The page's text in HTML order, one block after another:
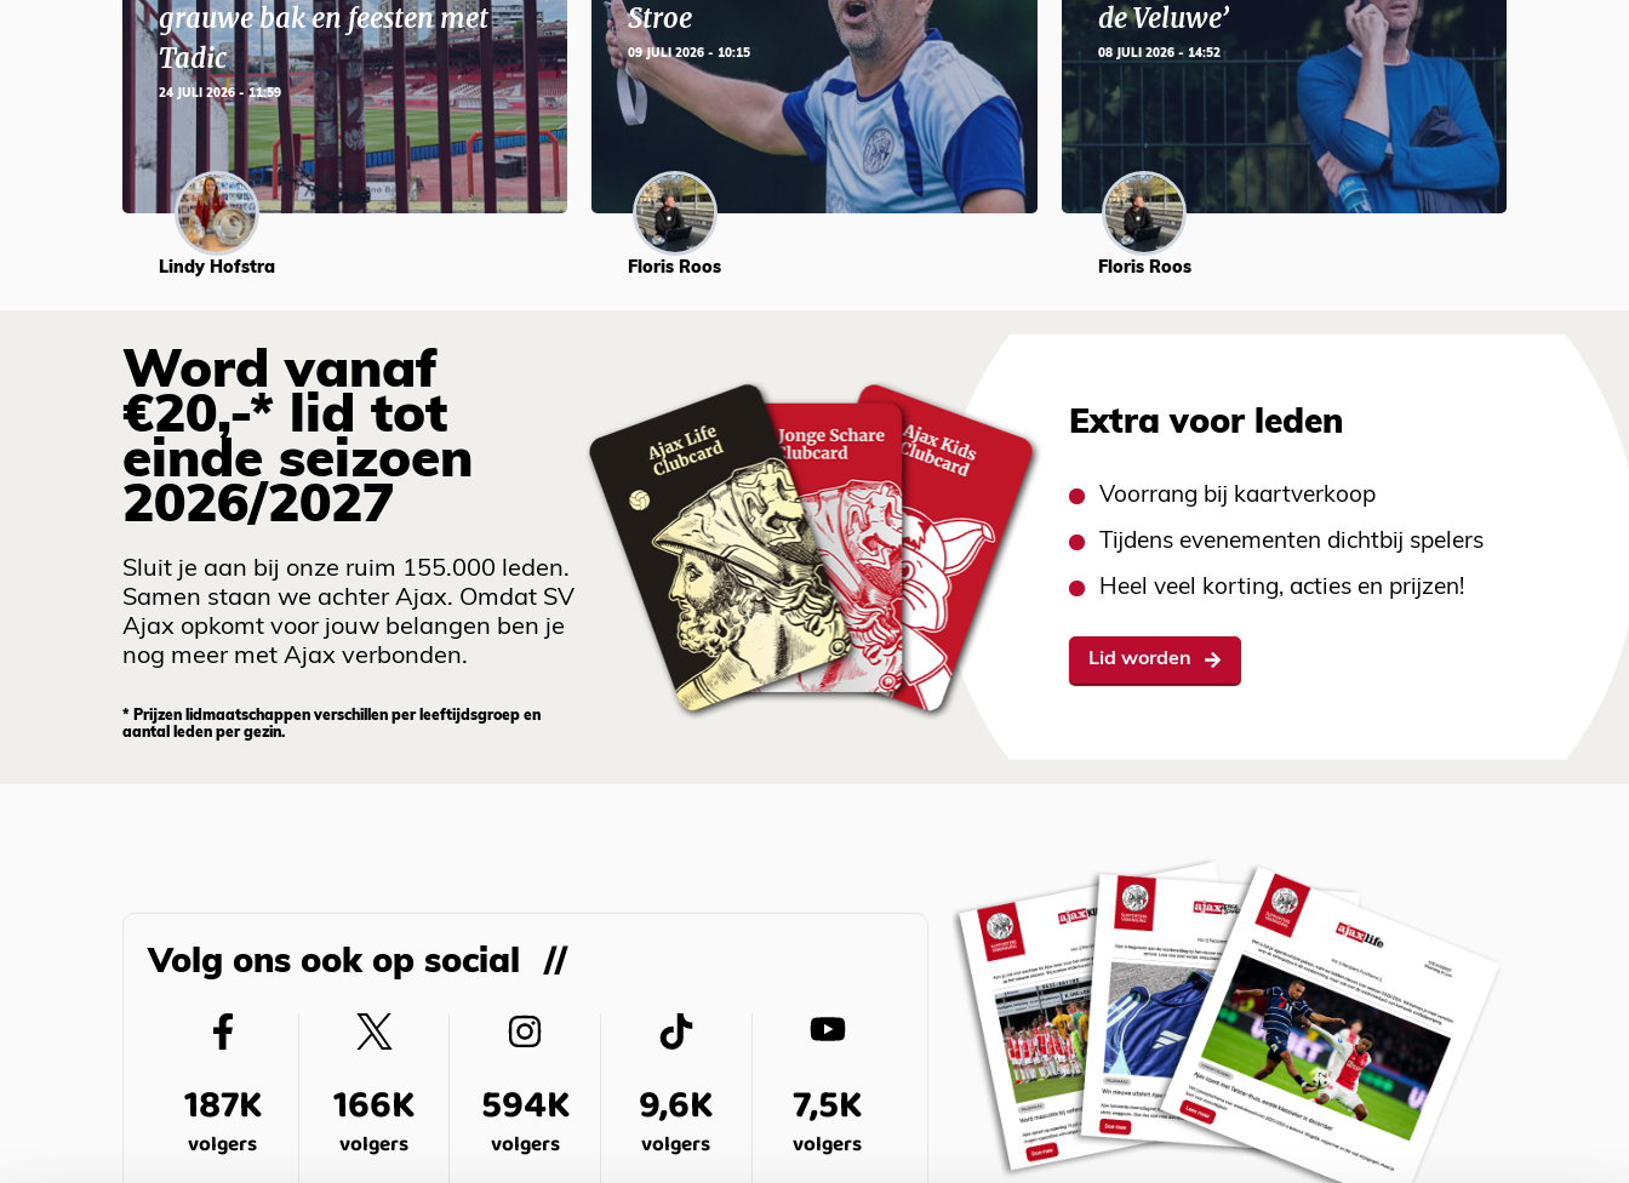
grauwe bak en feesten met
Tadic
24 JULI 2026 - 11:59
Lindy Hofstra
Stroe
09 JULI 2026 - 10:15
Floris Roos
de Veluwe’
08 JULI 2026 - 14:52
Floris Roos
Word vanaf
€20,-* lid tot
einde seizoen
2026/2027
Sluit je aan bij onze ruim 155.000 leden.
Samen staan we achter Ajax. Omdat SV
Ajax opkomt voor jouw belangen ben je
nog meer met Ajax verbonden.
* Prijzen lidmaatschappen verschillen per leeftijdsgroep en
aantal leden per gezin.
Extra voor leden
Voorrang bij kaartverkoop
Tijdens evenementen dichtbij spelers
Heel veel korting, acties en prijzen!
Lid worden
Volg ons ook op social
187K
volgers
166K
volgers
594K
volgers
9,6K
volgers
7,5K
volgers